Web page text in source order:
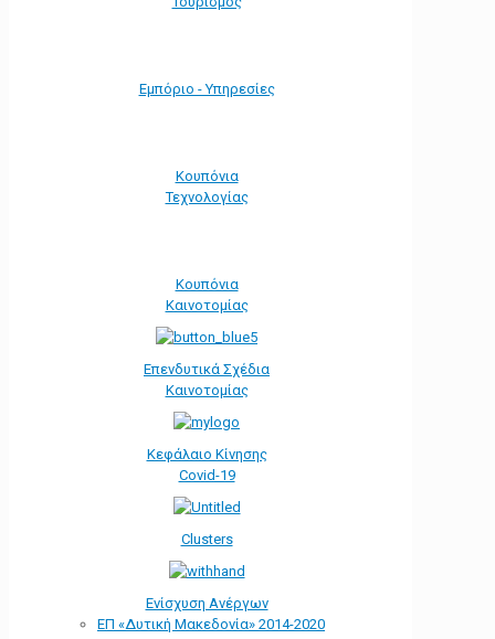
Εμπόριο - Υπηρεσίες
Κουπόνια
Τεχνολογίας
Κουπόνια
Καινοτομίας
Επενδυτικά Σχέδια
Καινοτομίας
Κεφάλαιο Κίνησης
Covid-19
Clusters
Ενίσχυση Ανέργων
ΕΠ «Δυτική Μακεδονία» 2014-2020